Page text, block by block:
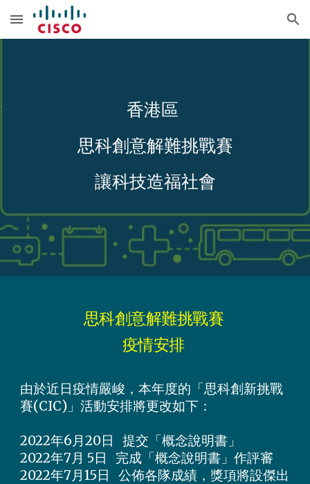
Skip to main content Skip to navigation
香港區
思科創意解難挑戰賽
讓科技造福社會
思科創意解難挑戰賽
疫情安排
由於近日疫情嚴峻，本年度的「思科創新挑戰
賽(CIC)」活動安排將更改如下：
2022年6月20日   提交「概念說明書 」
2022年7月 5日   完成「概念說明書 」作評審
2022年7月15日   公佈各隊成績，獎項將設傑出